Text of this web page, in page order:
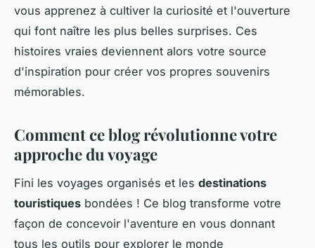
vous apprenez à cultiver la curiosité et l'ouverture
qui font naître les plus belles surprises. Ces
histoires vraies deviennent alors votre source
d'inspiration pour créer vos propres souvenirs
mémorables.
Comment ce blog révolutionne votre
approche du voyage
Fini les voyages organisés et les destinations
touristiques bondées ! Ce blog transforme votre
façon de concevoir l'aventure en vous donnant
tous les outils pour explorer le monde